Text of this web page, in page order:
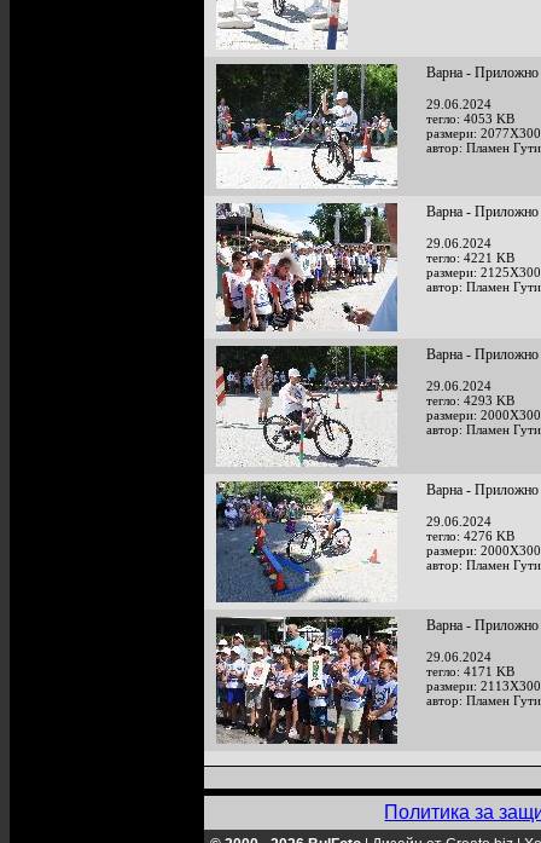
Варна - Приложно
29.06.2024
тегло: 4053 KB
размери:
автор: Пламен
Варна - Приложно
29.06.2024
тегло: 4221 KB
размери:
автор: Пламен
Варна - Приложно
29.06.2024
тегло: 4293 KB
размери:
автор: Пламен
Варна - Приложно
29.06.2024
тегло: 4276 KB
размери:
автор: Пламен
Варна - Приложно
29.06.2024
тегло: 4171 KB
размери:
автор: Пламен
Политика за